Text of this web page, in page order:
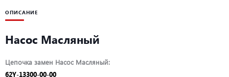
ОПИСАНИЕ
Насос Масляный
Цепочка замен Насос Масляный:
62Y-13300-00-00